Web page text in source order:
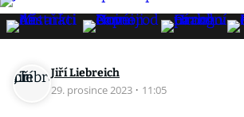
Jiří Liebreich
29. prosince 2023 · 11:05